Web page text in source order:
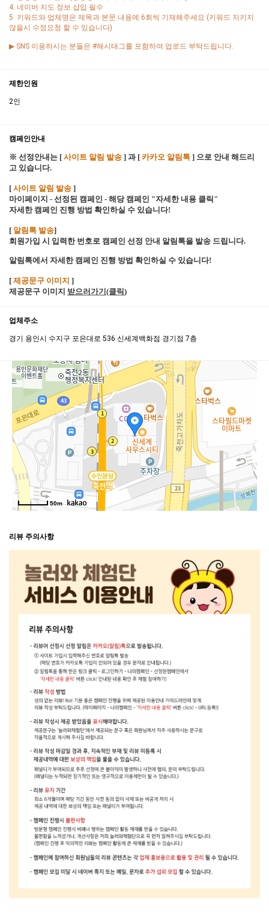
4. 네이버 지도 정보 삽입 필수
5. 키워드와 업체명은 제목과 본문 내용에 6회씩 기재해주세요 (키워드 지키지
않을시 수정요청 할 수 있습니다)
▶ SNS 이용하시는 분들은 #해시태그를 포함하여 업로드 부탁드립니다.
제한인원
2인
캠페인안내
※ 선정안내는 [ 사이트 알림 발송 ] 과 [ 카카오 알림톡 ] 으로 안내 해드리
고 있습니다.
[ 사이트 알림 발송 ]
마이페이지 - 선정된 캠페인 - 해당 캠페인 "자세한 내용 클릭"
자세한 캠페인 진행 방법 확인하실 수 있습니다!
[ 알림톡 발송]
회원가입 시 입력한 번호로 캠페인 선정 안내 알림톡을 발송 드립니다.
알림톡에서 자세한 캠페인 진행 방법 확인하실 수 있습니다!
[ 제공문구 이미지 ]
제공문구 이미지 받으러가기(클릭 )
업체주소
경기 용인시 수지구 포은대로 536 신세계백화점 경기점 7층
50m
리뷰 주의사항